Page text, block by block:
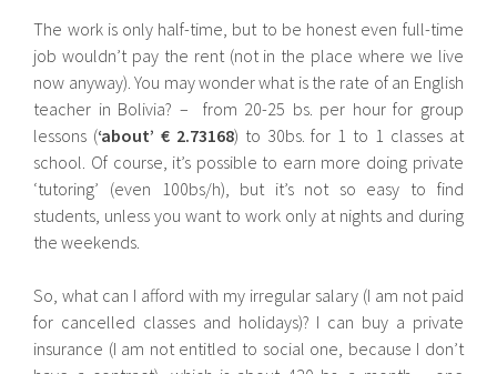
The work is only half-time, but to be honest even full-time
job wouldn’t pay the rent (not in the place where we live
now anyway). You may wonder what is the rate of an English
teacher in Bolivia? – from 20-25 bs. per hour for group
lessons (‘about’ € 2.73168) to 30bs. for 1 to 1 classes at
school. Of course, it’s possible to earn more doing private
‘tutoring’ (even 100bs/h), but it’s not so easy to find
students, unless you want to work only at nights and during
the weekends.
So, what can I afford with my irregular salary (I am not paid
for cancelled classes and holidays)? I can buy a private
insurance (I am not entitled to social one, because I don’t